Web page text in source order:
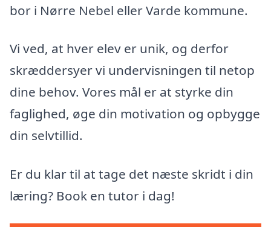
bor i Nørre Nebel eller Varde kommune.
Vi ved, at hver elev er unik, og derfor
skræddersyer vi undervisningen til netop
dine behov. Vores mål er at styrke din
faglighed, øge din motivation og opbygge
din selvtillid.
Er du klar til at tage det næste skridt i din
læring? Book en tutor i dag!